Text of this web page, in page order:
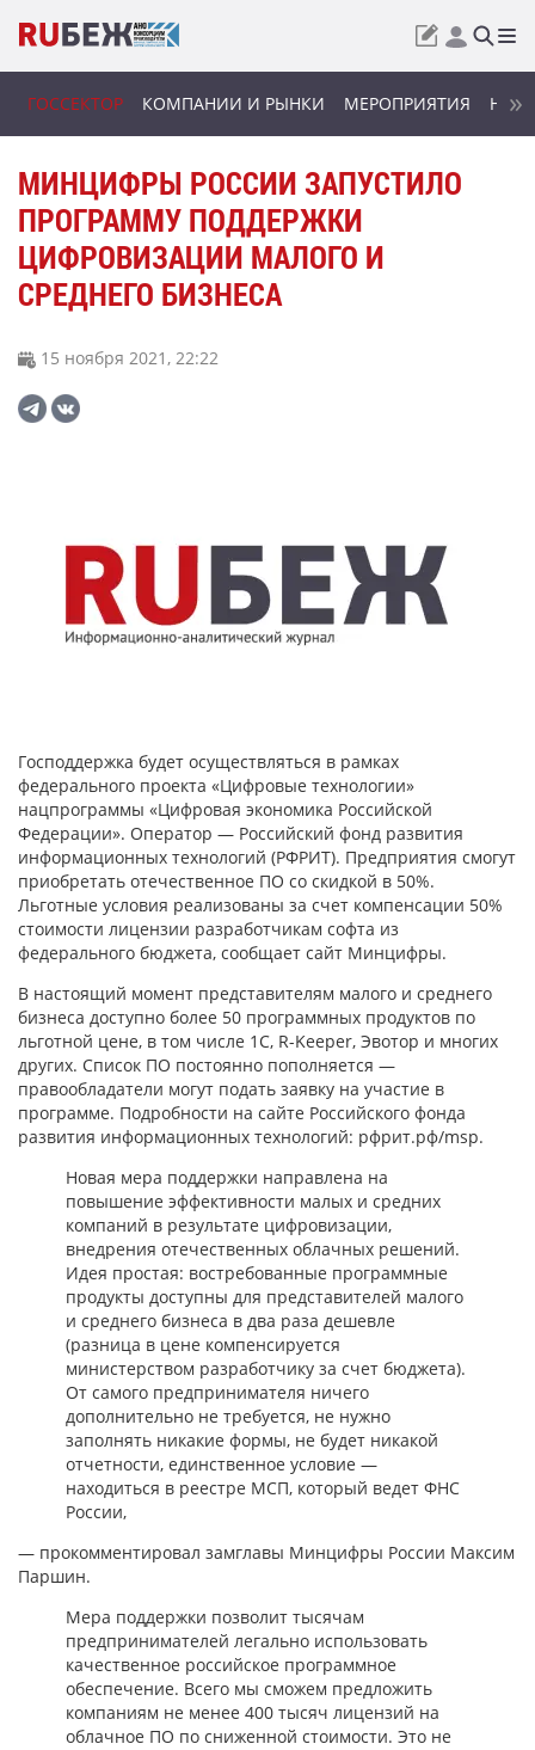
ГОССЕКТОР КОМПАНИИ И РЫНКИ МЕРОПРИЯТИЯ
МИНЦИФРЫ РОССИИ ЗАПУСТИЛО
ПРОГРАММУ ПОДДЕРЖКИ
ЦИФРОВИЗАЦИИ МАЛОГО И
СРЕДНЕГО БИЗНЕСА
15 ноября 2021, 22:22
Господдержка будет осуществляться в рамках
федерального проекта «Цифровые технологии»
нацпрограммы «Цифровая экономика Российской
Федерации». Оператор — Российский фонд развития
информационных технологий (РФРИТ). Предприятия смогут
приобретать отечественное ПО со скидкой в 50%.
Льготные условия реализованы за счет компенсации 50%
стоимости лицензии разработчикам софта из
федерального бюджета, сообщает сайт Минцифры.
В настоящий момент представителям малого и среднего
бизнеса доступно более 50 программных продуктов по
льготной цене, в том числе 1С, R-Keeper, Эвотор и многих
других. Список ПО постоянно пополняется —
правообладатели могут подать заявку на участие в
программе. Подробности на сайте Российского фонда
развития информационных технологий: рфрит.рф/msp.
Новая мера поддержки направлена на
повышение эффективности малых и средних
компаний в результате цифровизации,
внедрения отечественных облачных решений.
Идея простая: востребованные программные
продукты доступны для представителей малого
и среднего бизнеса в два раза дешевле
(разница в цене компенсируется
министерством разработчику за счет бюджета).
От самого предпринимателя ничего
дополнительно не требуется, не нужно
заполнять никакие формы, не будет никакой
отчетности, единственное условие —
находиться в реестре МСП, который ведет ФНС
России,
— прокомментировал замглавы Минцифры России Максим
Паршин.
Мера поддержки позволит тысячам
предпринимателей легально использовать
качественное российское программное
обеспечение. Всего мы сможем предложить
компаниям не менее 400 тысяч лицензий на
облачное ПО по сниженной стоимости. Это не